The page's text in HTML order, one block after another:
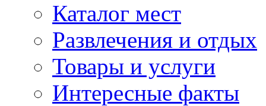
Каталог мест
Развлечения и отдых
Товары и услуги
Интересные факты